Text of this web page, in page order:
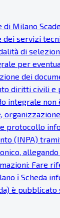
Milano
servizi
di
per
dei
diritti civili
integrale
(INPA)
Fare
ℹ Scheda
è